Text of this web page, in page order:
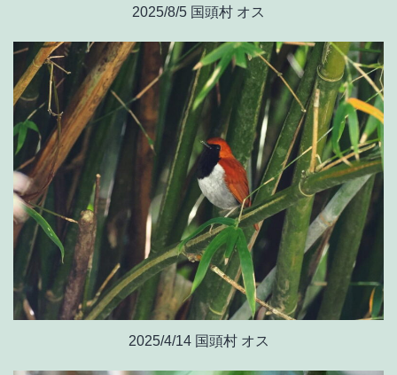
2025/8/5 国頭村 オス
2025/4/14 国頭村 オス